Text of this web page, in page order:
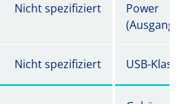
Nicht spezifiziert
Power
(Ausgang)
Nicht spezifiziert USB-